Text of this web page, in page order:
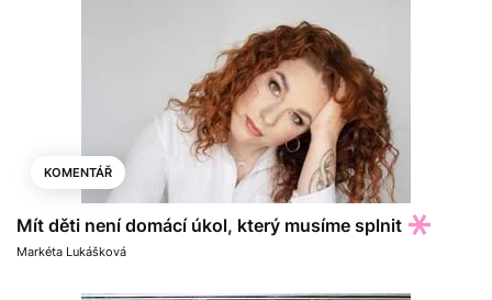
KOMENTÁŘ
Mít děti není domácí úkol, který musíme splnit
Markéta Lukášková